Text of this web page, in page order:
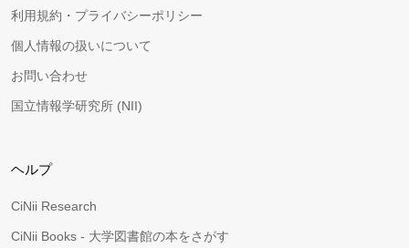
利用規約・プライバシーポリシー
個人情報の扱いについて
お問い合わせ
国立情報学研究所 (NII)
ヘルプ
CiNii Research
CiNii Books - 大学図書館の本をさがす